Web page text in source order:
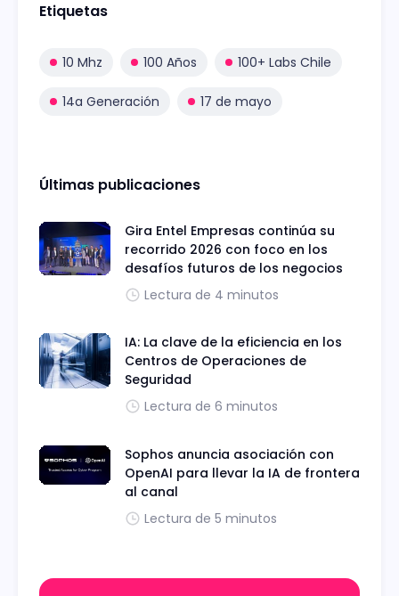
Etiquetas
10 Mhz 100 Años 100+ Labs Chile
14a Generación 17 de mayo
Últimas publicaciones
Gira Entel Empresas continúa su
recorrido 2026 con foco en los
desafíos futuros de los negocios
Lectura de 4 minutos
IA: La clave de la eficiencia en los
Centros de Operaciones de
Seguridad
Lectura de 6 minutos
Sophos anuncia asociación con
OpenAI para llevar la IA de frontera
al canal
Lectura de 5 minutos